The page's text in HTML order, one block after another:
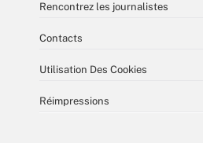
Rencontrez les journalistes
Contacts
Utilisation Des Cookies
Réimpressions